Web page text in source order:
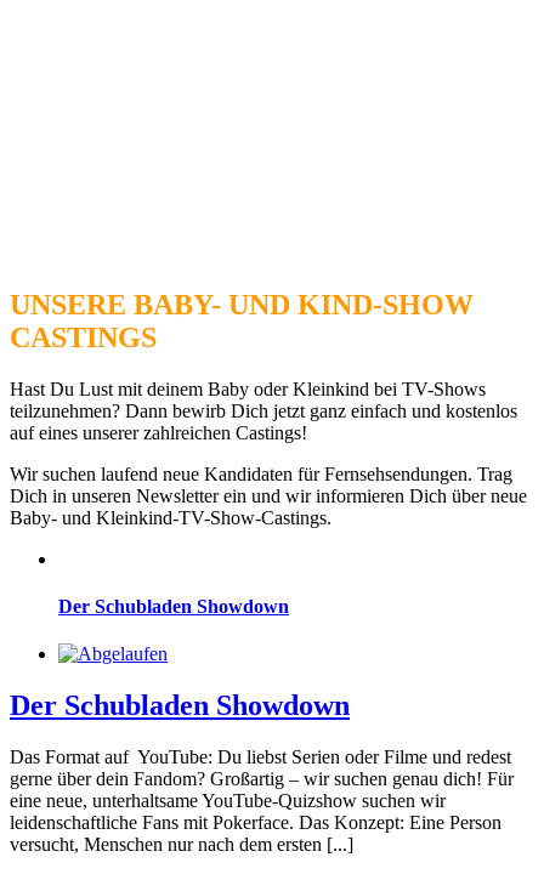
UNSERE BABY- UND KIND-SHOW
CASTINGS
Hast Du Lust mit deinem Baby oder Kleinkind bei TV-Shows
teilzunehmen? Dann bewirb Dich jetzt ganz einfach und kostenlos
auf eines unserer zahlreichen Castings!
Wir suchen laufend neue Kandidaten für Fernsehsendungen. Trag
Dich in unseren Newsletter ein und wir informieren Dich über neue
Baby- und Kleinkind-TV-Show-Castings.
Der Schubladen Showdown
Der Schubladen Showdown
Das Format auf YouTube: Du liebst Serien oder Filme und redest
gerne über dein Fandom? Großartig – wir suchen genau dich! Für
eine neue, unterhaltsame YouTube-Quizshow suchen wir
leidenschaftliche Fans mit Pokerface. Das Konzept: Eine Person
versucht, Menschen nur nach dem ersten [...]